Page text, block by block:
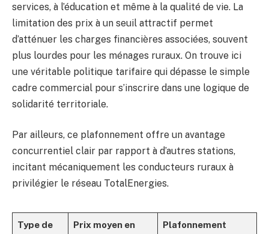
services, à l’éducation et même à la qualité de vie. La
limitation des prix à un seuil attractif permet
d’atténuer les charges financières associées, souvent
plus lourdes pour les ménages ruraux. On trouve ici
une véritable politique tarifaire qui dépasse le simple
cadre commercial pour s’inscrire dans une logique de
solidarité territoriale.
Par ailleurs, ce plafonnement offre un avantage
concurrentiel clair par rapport à d’autres stations,
incitant mécaniquement les conducteurs ruraux à
privilégier le réseau TotalEnergies.
Type de
Prix moyen en
Plafonnement